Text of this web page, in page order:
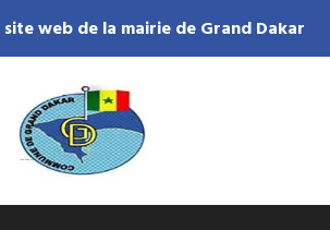
web de la mairie de Grand Dakar